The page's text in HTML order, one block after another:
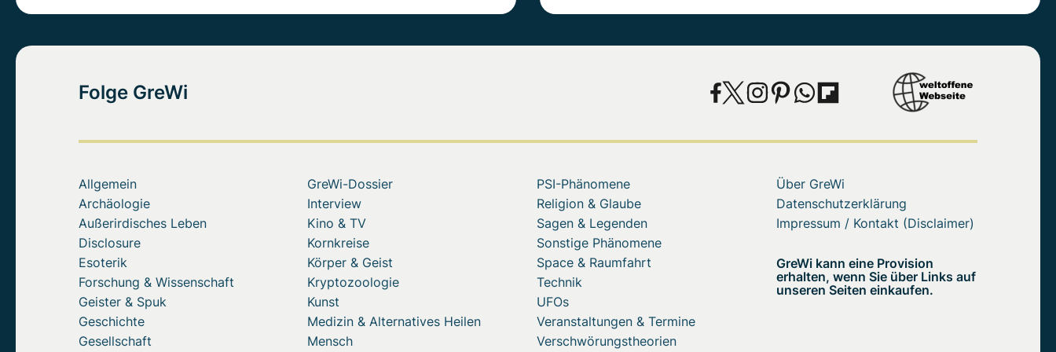
Folge GreWi
Allgemein
Archäologie
Außerirdisches Leben
Disclosure
Esoterik
Forschung & Wissenschaft
Geister & Spuk
Geschichte
Gesellschaft
GreWi-Dossier
Interview
Kino & TV
Kornkreise
Körper & Geist
Kryptozoologie
Kunst
Medizin & Alternatives Heilen
Mensch
PSI-Phänomene
Religion & Glaube
Sagen & Legenden
Sonstige Phänomene
Space & Raumfahrt
Technik
UFOs
Veranstaltungen & Termine
Verschwörungstheorien
Über GreWi
Datenschutzerklärung
Impressum / Kontakt (Disclaimer)
GreWi kann eine Provision
erhalten, wenn Sie über Links auf
unseren Seiten einkaufen.